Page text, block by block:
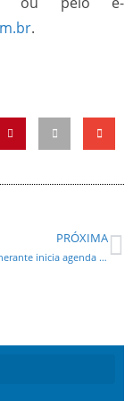
.
PRÓXIMA
Assembleia Itinerante inicia agenda de 2026 em Arapongas com sessão solene e participação da comunidade